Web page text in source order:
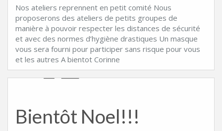
INFOS DU MOMENT
BON CADEAU
CONTACT
Nos ateliers reprennent en petit comité Nous
proposerons des ateliers de petits groupes de
manière à pouvoir respecter les distances de sécurité
et avec des normes d’hygiène drastiques Un masque
vous sera fourni pour participer sans risque pour vous
et les autres A bientot Corinne
Bientôt Noel!!!